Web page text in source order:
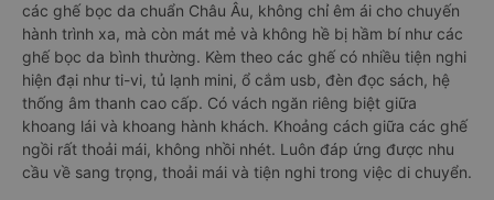
các ghế bọc da chuẩn Châu Âu, không chỉ êm ái cho chuyến
hành trình xa, mà còn mát mẻ và không hề bị hầm bí như các
ghế bọc da bình thường. Kèm theo các ghế có nhiều tiện nghi
hiện đại như ti-vi, tủ lạnh mini, ổ cắm usb, đèn đọc sách, hệ
thống âm thanh cao cấp. Có vách ngăn riêng biệt giữa
khoang lái và khoang hành khách. Khoảng cách giữa các ghế
ngồi rất thoải mái, không nhồi nhét. Luôn đáp ứng được nhu
cầu về sang trọng, thoải mái và tiện nghi trong việc di chuyển.